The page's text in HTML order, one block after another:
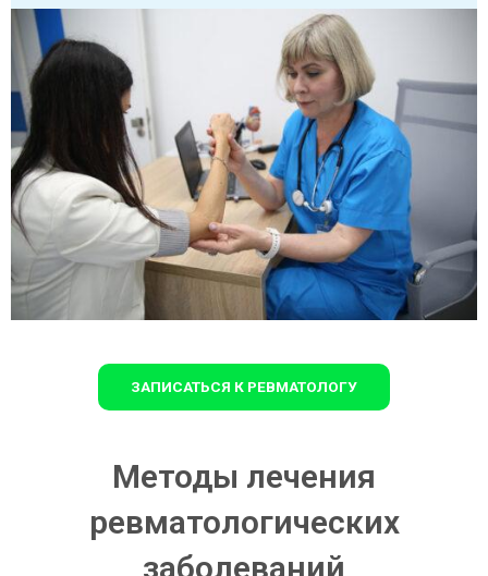
ЗАПИСАТЬСЯ К РЕВМАТОЛОГУ
Методы лечения
ревматологических
заболеваний